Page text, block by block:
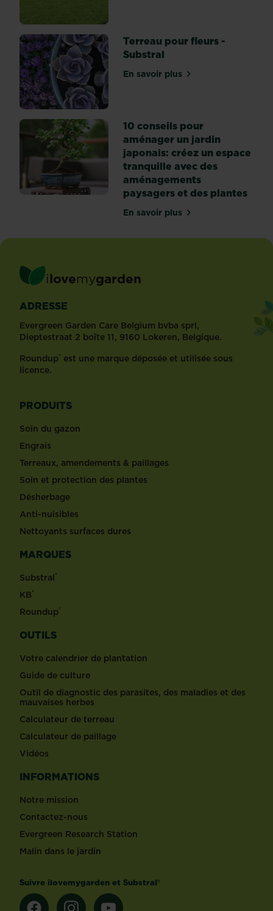
temps
de...
Terreau pour fleurs -
Substral
En savoir plussur Terreau pour fleurs -
10 conseils pour
aménager un jardin
japonais: créez un espace
tranquille avec des
aménagements
paysagers et des plantes
En savoir plussur 10 conseils pour
ilovemygarden
ADRESSE
Evergreen Garden Care Belgium bvba sprl,
Dieptestraat 2 boîte 11, 9160 Lokeren, Belgique.
Roundup® est une marque déposée et utilisée sous
licence.
PRODUITS
Soin du gazon
Engrais
Terreaux, amendements & paillages
Soin et protection des plantes
Désherbage
Anti-nuisibles
Nettoyants surfaces dures
MARQUES
Substral®
KB®
Roundup®
OUTILS
Votre calendrier de plantation
Guide de culture
Outil de diagnostic des parasites, des maladies et des
mauvaises herbes
Calculateur de terreau
Calculateur de paillage
Vidéos
INFORMATIONS
Notre mission
Contactez-nous
Evergreen Research Station
Malin dans le jardin
Suivre ilovemygarden et Substral®